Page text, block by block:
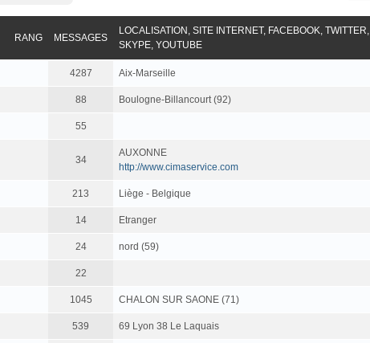
RANG MESSAGES
LOCALISATION, SITE INTERNET, FACEBOOK, TWITTER,
SKYPE, YOUTUBE
4287 Aix-Marseille
88 Boulogne-Billancourt (92)
55
34
AUXONNE
http://www.cimaservice.com
213 Liège - Belgique
14 Etranger
24 nord (59)
22
1045 CHALON SUR SAONE (71)
539 69 Lyon 38 Le Laquais